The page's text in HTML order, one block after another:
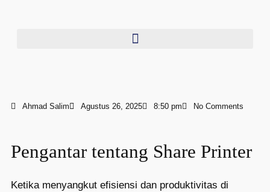
Ahmad Salim Agustus 26, 2025 8:50 pm No Comments
Pengantar tentang Share Printer
Ketika menyangkut efisiensi dan produktivitas di